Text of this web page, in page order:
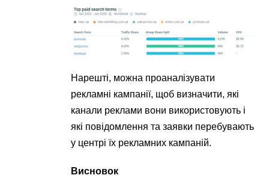
Нарешті, можна проаналізувати
рекламні кампанії, щоб визначити, які
канали реклами вони використовують і
які повідомлення та заявки перебувають
у центрі їх рекламних кампаній.
Висновок